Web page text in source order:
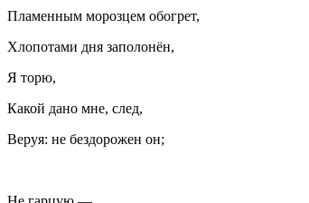
Пламенным морозцем обогрет,
Хлопотами дня заполонён,
Я торю,
Какой дано мне, след,
Веруя: не бездорожен он;